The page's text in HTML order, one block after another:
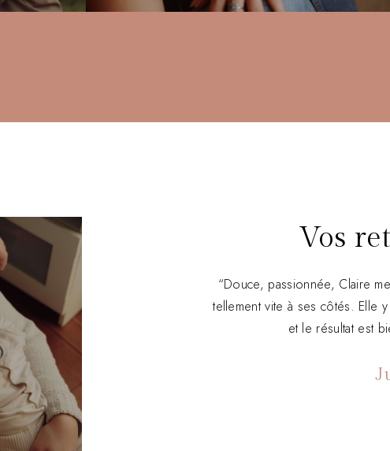
Vos
“Douce, passionnée, Claire
tellement vite à ses côtés. Elle
et le résultat est